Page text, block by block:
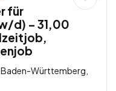
für
d) – 31,00
Württemberg,